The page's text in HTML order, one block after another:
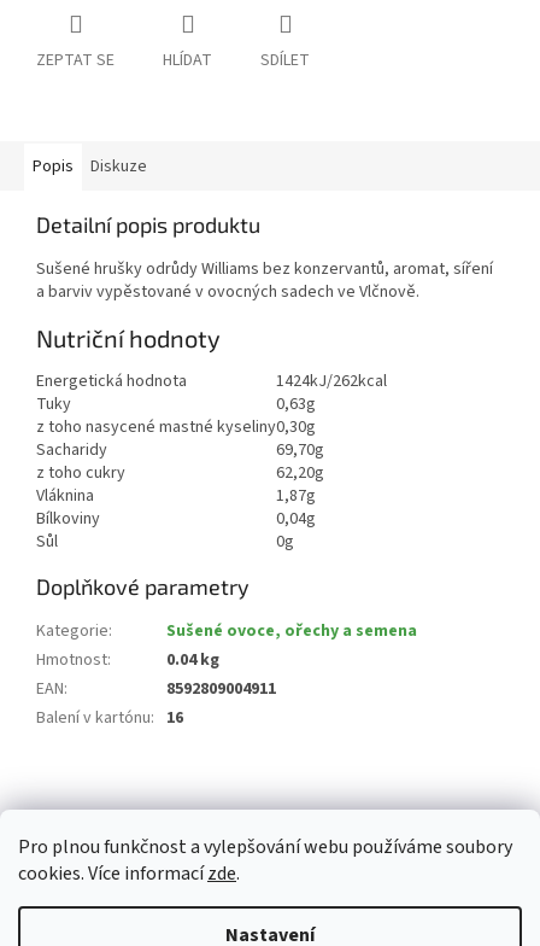
Pro plnou funkčnost a vylepšování webu používáme soubory
cookies. Více informacízde.
Nastavení
ZEPTAT SE HLÍDAT SDÍLET
Popis Diskuze
Detailní popis produktu
Sušené hrušky odrůdy Williams bez konzervantů, aromat, síření
a barviv vypěstované v ovocných sadech ve Vlčnově.
Nutriční hodnoty
Energetická hodnota
1424kJ/262kcal
Tuky
0,63g
z toho nasycené mastné kyseliny0,30g
Sacharidy
69,70g
z toho cukry
62,20g
Vláknina
1,87g
Bílkoviny
0,04g
Sůl
0g
Doplňkové parametry
Kategorie:
Sušené ovoce, ořechy a semena
Hmotnost:
0.04 kg
EAN:
8592809004911
Balení v kartónu: 16
á